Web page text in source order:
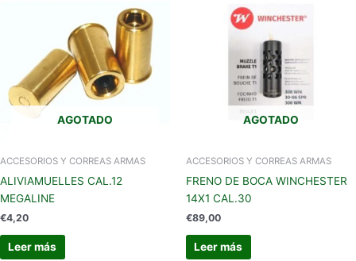
AGOTADO
ACCESORIOS Y CORREAS ARMAS
ALIVIAMUELLES CAL.12
MEGALINE
€4,20
Leer más
AGOTADO
ACCESORIOS Y CORREAS ARMAS
FRENO DE BOCA WINCHESTER
14X1 CAL.30
€89,00
Leer más